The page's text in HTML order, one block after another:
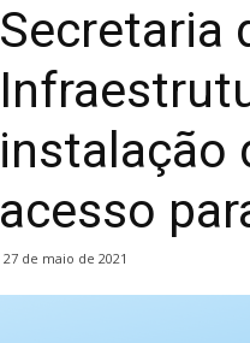
Secretaria
instalação
acesso
27 de maio de 2021